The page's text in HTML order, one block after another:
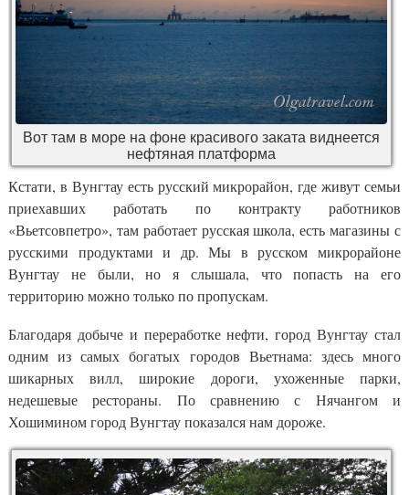
Вот там в море на фоне красивого заката виднеется
нефтяная платформа
Кстати, в Вунгтау есть русский микрорайон, где живут семьи
приехавших работать по контракту работников
«Вьетсовпетро», там работает русская школа, есть магазины с
русскими продуктами и др. Мы в русском микрорайоне
Вунгтау не были, но я слышала, что попасть на его
территорию можно только по пропускам.
Благодаря добыче и переработке нефти, город Вунгтау стал
одним из самых богатых городов Вьетнама: здесь много
шикарных вилл, широкие дороги, ухоженные парки,
недешевые рестораны. По сравнению с Нячангом и
Хошимином город Вунгтау показался нам дороже.